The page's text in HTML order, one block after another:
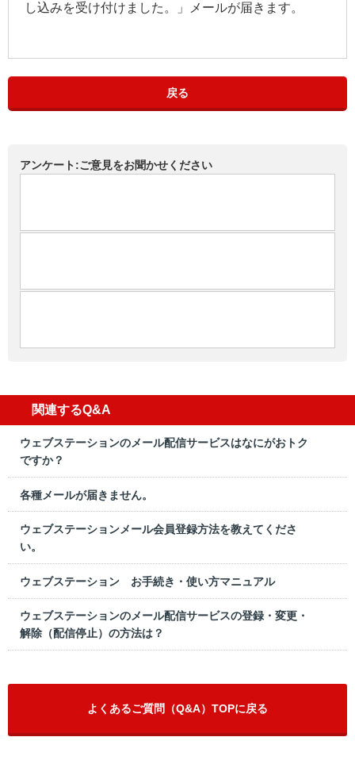
し込みを受け付けました。」メールが届きます。
戻る
アンケート:ご意見をお聞かせください
関連するQ&A
ウェブステーションのメール配信サービスはなにがおトク
ですか？
各種メールが届きません。
ウェブステーションメール会員登録方法を教えてくださ
い。
ウェブステーション お手続き・使い方マニュアル
ウェブステーションのメール配信サービスの登録・変更・
解除（配信停止）の方法は？
よくあるご質問（Q&A）TOPに戻る